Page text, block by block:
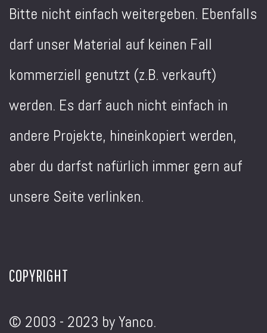
Bitte nicht einfach weitergeben. Ebenfalls
darf unser Material auf keinen Fall
kommerziell genutzt (z.B. verkauft)
werden. Es darf auch nicht einfach in
andere Projekte, hineinkopiert werden,
aber du darfst nafürlich immer gern auf
unsere Seite verlinken.
COPYRIGHT
© 2003 - 2023 by Yanco.